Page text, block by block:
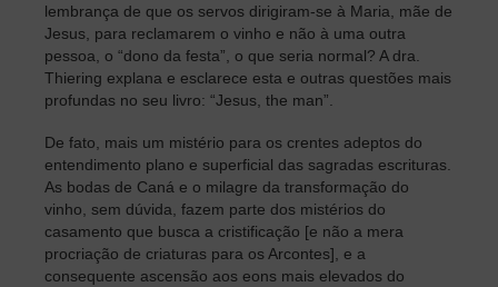
lembrança de que os servos dirigiram-se à Maria, mãe de
Jesus, para reclamarem o vinho e não à uma outra
pessoa, o “dono da festa”, o que seria normal? A dra.
Thiering explana e esclarece esta e outras questões mais
profundas no seu livro: “Jesus, the man”.
De fato, mais um mistério para os crentes adeptos do
entendimento plano e superficial das sagradas escrituras.
As bodas de Caná e o milagre da transformação do
vinho, sem dúvida, fazem parte dos mistérios do
casamento que busca a cristificação [e não a mera
procriação de criaturas para os Arcontes], e a
consequente ascensão aos eons mais elevados do